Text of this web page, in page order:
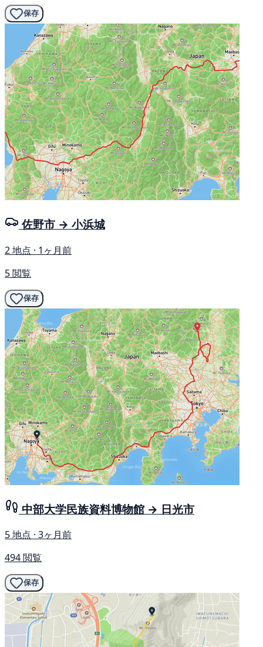
保存
佐野市 → 小浜城
2 地点 · 1ヶ月前
5 閲覧
保存
中部大学民族資料博物館 → 日光市
5 地点 · 3ヶ月前
494 閲覧
保存